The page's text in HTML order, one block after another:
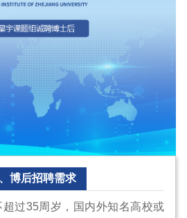
博后招聘需求
过35周岁，国内外知名高校或